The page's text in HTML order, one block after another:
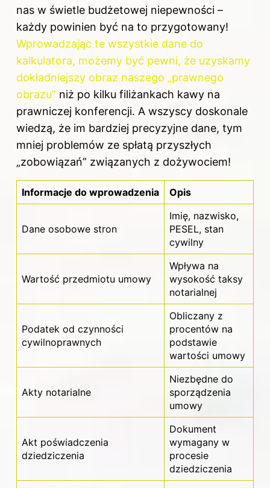
nas w świetle budżetowej niepewności –
każdy powinien być na to przygotowany!
Wprowadzając te wszystkie dane do
kalkulatora, możemy być pewni, że uzyskamy
dokładniejszy obraz naszego „prawnego
obrazu” niż po kilku filiżankach kawy na
prawniczej konferencji. A wszyscy doskonale
wiedzą, że im bardziej precyzyjne dane, tym
mniej problemów ze spłatą przyszłych
„zobowiązań” związanych z dożywociem!
Informacje do wprowadzenia Opis
Dane osobowe stron
Imię, nazwisko,
PESEL, stan
cywilny
Wartość przedmiotu umowy
Wpływa na
wysokość taksy
notarialnej
Podatek od czynności
cywilnoprawnych
Obliczany z
procentów na
podstawie
wartości umowy
Akty notarialne
Niezbędne do
sporządzenia
umowy
Akt poświadczenia
dziedziczenia
Dokument
wymagany w
procesie
dziedziczenia